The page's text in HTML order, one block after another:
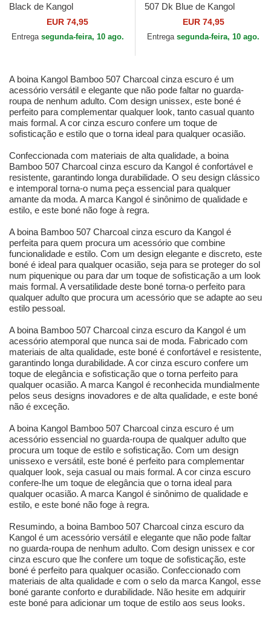
Black de Kangol
EUR 74,95
Entrega segunda-feira, 10 ago.
507 Dk Blue de Kangol
EUR 74,95
Entrega segunda-feira, 10 ago.
A boina Kangol Bamboo 507 Charcoal cinza escuro é um
acessório versátil e elegante que não pode faltar no guarda-
roupa de nenhum adulto. Com design unissex, este boné é
perfeito para complementar qualquer look, tanto casual quanto
mais formal. A cor cinza escuro confere um toque de
sofisticação e estilo que o torna ideal para qualquer ocasião.
Confeccionada com materiais de alta qualidade, a boina
Bamboo 507 Charcoal cinza escuro da Kangol é confortável e
resistente, garantindo longa durabilidade. O seu design clássico
e intemporal torna-o numa peça essencial para qualquer
amante da moda. A marca Kangol é sinônimo de qualidade e
estilo, e este boné não foge à regra.
A boina Bamboo 507 Charcoal cinza escuro da Kangol é
perfeita para quem procura um acessório que combine
funcionalidade e estilo. Com um design elegante e discreto, este
boné é ideal para qualquer ocasião, seja para se proteger do sol
num piquenique ou para dar um toque de sofisticação a um look
mais formal. A versatilidade deste boné torna-o perfeito para
qualquer adulto que procura um acessório que se adapte ao seu
estilo pessoal.
A boina Bamboo 507 Charcoal cinza escuro da Kangol é um
acessório atemporal que nunca sai de moda. Fabricado com
materiais de alta qualidade, este boné é confortável e resistente,
garantindo longa durabilidade. A cor cinza escuro confere um
toque de elegância e sofisticação que o torna perfeito para
qualquer ocasião. A marca Kangol é reconhecida mundialmente
pelos seus designs inovadores e de alta qualidade, e este boné
não é exceção.
A boina Kangol Bamboo 507 Charcoal cinza escuro é um
acessório essencial no guarda-roupa de qualquer adulto que
procura um toque de estilo e sofisticação. Com um design
unissexo e versátil, este boné é perfeito para complementar
qualquer look, seja casual ou mais formal. A cor cinza escuro
confere-lhe um toque de elegância que o torna ideal para
qualquer ocasião. A marca Kangol é sinônimo de qualidade e
estilo, e este boné não foge à regra.
Resumindo, a boina Bamboo 507 Charcoal cinza escuro da
Kangol é um acessório versátil e elegante que não pode faltar
no guarda-roupa de nenhum adulto. Com design unissex e cor
cinza escuro que lhe confere um toque de sofisticação, este
boné é perfeito para qualquer ocasião. Confeccionado com
materiais de alta qualidade e com o selo da marca Kangol, esse
boné garante conforto e durabilidade. Não hesite em adquirir
este boné para adicionar um toque de estilo aos seus looks.